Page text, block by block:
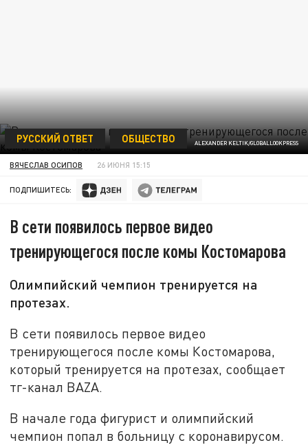
ALEXANDER KELTIK/GLOBALLOOKPRESS
РУССКИЙ ОТВЕТ ОБЩЕСТВО
ВЯЧЕСЛАВ ОСИПОВ 26 ИЮНЯ 15:15
ПОДПИШИТЕСЬ:
В сети появилось первое видео
тренирующегося после комы Костомарова
Олимпийский чемпион тренируется на
протезах.
В сети появилось первое видео
тренирующегося после комы Костомарова,
который тренируется на протезах, сообщает
тг-канал BAZA.
В начале года фигурист и олимпийский
чемпион попал в больницу с коронавирусом.